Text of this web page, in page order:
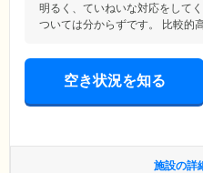
明るく、ていねいな対応をして
ついては分からずです。 比較的
空き状況を知る
施設の詳